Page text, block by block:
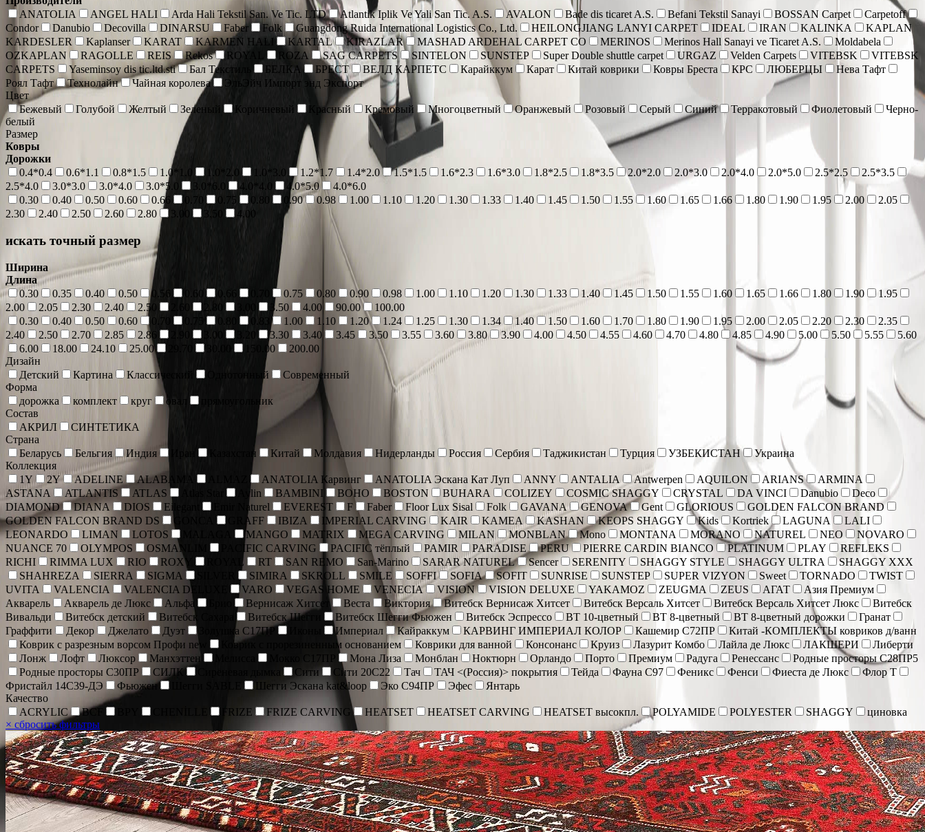
ANATOLIA
ANGEL HALI Arda Hali Tekstil San. Ve Tic. LTD Atlantik Iplik Ve Yali San Tic. A.S. AVALON Bade dis ticaret A.S. Befani Tekstil Sanayi BOSSAN Carpet
Carpetoff
Condor
Danubio Decovilla DINARSU Faber Folk Guangdong Ruida International Logistics Co., Ltd. HEILONGJIANG LANYI CARPET IDEAL IRAN KALINKA
KAPLAN
KARDESLER
Kaplanser KARAT KARMEN HALI KARTAL KIRAZLAR MASHAD ARDEHAL CARPET CO MERINOS Merinos Hall Sanayi ve Ticaret A.S.
Moldabela
OZKAPLAN
RAGOLLE REIS Rekos ROYAL ROZA SAG CARPETS SINTELON SUNSTEP Super Double shuttle carpet URGAZ Velden Carpets VITEBSK
VITEBSK
CARPETS
Yaseminsoy dis tic.ltd.sti Бал Текстиль БЕЛКА БРЕСТ ВЕЛД КАРПЕТС Карайккум Карат Китай коврики Ковры Бреста КРС ЛЮБЕРЦЫ
Нева Тафт
Роял Тафт
Технолайн Чайная королева
ЭльЭйч Импорт энд Экспорт
Цвет
Бежевый
Голубой Желтый Зеленый Коричневый Красный Кремовый Многоцветный Оранжевый Розовый Серый Синий Терракотовый Фиолетовый
Черно-
белый
Размер
Ковры
Дорожки
0.4*0.4
0.6*1.1 0.8*1.5 1.0*1.0 1.0*2.0 1.0*3.0 1.2*1.7 1.4*2.0 1.5*1.5 1.6*2.3 1.6*3.0 1.8*2.5 1.8*3.5 2.0*2.0 2.0*3.0 2.0*4.0 2.0*5.0 2.5*2.5
2.5*3.5
2.5*4.0
3.0*3.0 3.0*4.0 3.0*5.0 3.0*6.0 4.0*4.0 4.0*5.0
4.0*6.0
0.30
0.40 0.50 0.60 0.66 0.70 0.75 0.80 0.90 0.98 1.00 1.10 1.20 1.30 1.33 1.40 1.45 1.50 1.55 1.60 1.65 1.66 1.80 1.90 1.95 2.00
2.05
2.30
2.40 2.50 2.60 2.80 3.00 3.50 4.00
искать точный размер
Ширина
Длина
0.30
0.35 0.40 0.50 0.56 0.60 0.75 0.80 0.90 0.98 1.00 1.10 1.20 1.30 1.33 1.40 1.45 1.50 1.55 1.60 1.65 1.66 1.80 1.90
1.95
2.00
2.05 2.30 2.40 2.50 2.60 2.80 3.50 4.00 90.00
100.00
0.30
0.40 0.50 0.60 0.70 1.00 1.10 1.20 1.24 1.25 1.30 1.34 1.40 1.50 1.60 1.70 1.80 1.90 1.95 2.00 2.05 2.20 2.30
2.35
2.40
2.50 2.70 2.85 2.86 3.00 3.20 3.30 3.40 3.45 3.50 3.55 3.60 3.80 3.90 4.00 4.50 4.55 4.60 4.70 4.80 4.85 4.90 5.00 5.50 5.55
5.60
6.00
18.00 24.10 25.00 30.00 150.00
200.00
Дизайн
Детский
Картина Классический Однотонный
Современный
Форма
дорожка
комплект круг овал
прямоугольник
Состав
АКРИЛ
СИНТЕТИКА
Страна
Беларусь
Бельгия Индия Казахстан Китай Молдавия Нидерланды Россия Сербия Таджикистан Турция УЗБЕКИСТАН
Украина
Коллекция
1Y
2Y ADELINE ALABAMA ANATOLIA Карвинг ANATOLIA Эскана Кат Луп ANNY ANTALIA Antwerpen AQUILON ARIANS
ARMINA
ASTANA
ATLANTIS ATLAS Aylin BAMBINI BOHO BOSTON BUHARA COLIZEY COSMIC SHAGGY CRYSTAL DA VINCI Danubio
Deco
DIAMOND
DIANA DIOS Eilegant Emir Naturel EVEREST F Faber Floor Lux Sisal Folk GAVANA GENOVA Gent GLORIOUS
GOLDEN FALCON BRAND
GOLDEN FALCON BRAND DS
GONCA GRAFF IBIZA IMPERIAL CARVING KAIR KAMEA KASHAN KEOPS SHAGGY Kids Kortriek LAGUNA
LALI
LEONARDO
LIMAN LOTOS MANGO MATRIX MEGA CARVING MILAN MONBLAN Mono MONTANA MORANO NATUREL NEO
NOVARO
NUANCE 70
OLYMPOS OSMANLIM PACIFIC CARVING PACIFIC тёплый PAMIR PARADISE PERU PIERRE CARDIN BIANCO PLATINUM PLAY
REFLEKS
RICHI
RIMMA LUX RIO ROXY ROYAL RT SAN REMO San-Marino SARAR NATUREL Sencer SERENITY SHAGGY STYLE SHAGGY ULTRA
SHAGGY XXX
SHAHREZA
SIERRA SIGMA SIMIRA SKROLL SMILE SOFFI SOFIA SOFIT SUNRISE SUNSTEP SUPER VIZYON Sweet TORNADO
TWIST
UVITA
VALENCIA VALENCIA DELUXE VARO VEGAS HOME VENECIA VISION VISION DELUXE YAKAMOZ ZEUGMA ZEUS АГАТ
Азия Премиум
Акварель
Акварель де Люкс Альфа Вернисаж Хитсет Веста Виктория Витебск Вернисаж Хитсет Витебск Версаль Хитсет Витебск Версаль Хитсет Люкс
Витебск
Вивальди
Витебск детский Витебск Сахара Витебск Шегги Витебск Шегги Фьюжен Витебск Эспрессо ВТ 10-цветный ВТ 8-цветный ВТ 8-цветный дорожки
Гранат
Граффити
Декор Джелато Дуэт Золушка С17ПР Империал Кайраккум КАРВИНГ ИМПЕРИАЛ КОЛОР Кашемир С72ПР
Китай -КОМПЛЕКТЫ ковриков д/ванн
Коврик c разрезным ворсом Профи new
Коврик с прорезиненным основанием Коврики для ванной Консонанс Круиз Лазурит Комбо Лайла де Люкс ЛАКШЕРИ
Либерти
Лонж
Лофт Люксор Манхэттен Мокко С17ПР Мона Лиза Монблан Ноктюрн Орландо Порто Премиум Радуга Ренессанс
Родные просторы С28ПР5
Родные просторы С30ПР
СИЛК Сити Сити 20С22 Тач ТАЧ <(Россия)> покрытия Тейда Фауна С97 Феникс Фенси Фиеста де Люкс
Флор Т
Фристайл 14С39-ДЭ
Фьюжен Шегги Эскана kat&loop Эко С94ПР Эфес
Янтарь
Качество
ACRYLIC
BCF FRIZE FRIZE CARVING HEATSET HEATSET CARVING HEATSET высокпл. POLYAMIDE POLYESTER SHAGGY
циновка
× сбросить фильтры